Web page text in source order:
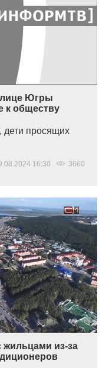
Югры
к обществу
дети просящих
16:30 3660
жильцами из-за